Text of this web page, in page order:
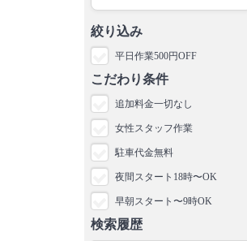
絞り込み
平日作業500円OFF
こだわり条件
追加料金一切なし
女性スタッフ作業
駐車代金無料
夜間スタート18時〜OK
早朝スタート〜9時OK
検索履歴